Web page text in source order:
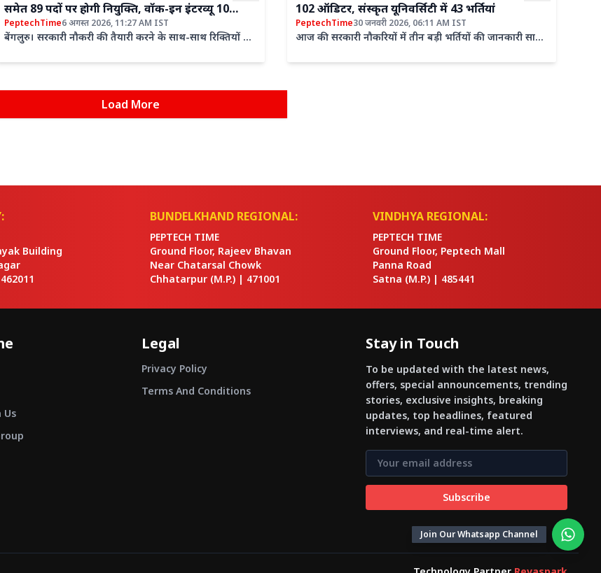
समेत 89 पदों पर होगी नियुक्ति, वॉक-इन इंटरव्यू 10
अगस्त से
PeptechTime6 अगस्त 2026, 11:27 AM IST
बेंगलुरु। सरकारी नौकरी की तैयारी करने के साथ-साथ रिक्तियों के
102 ऑडिटर, संस्कृत यूनिवर्सिटी में 43 भर्तियां
PeptechTime30 जनवरी 2026, 06:11 AM IST
आज की सरकारी नौकरियों में तीन बड़ी भर्तियों की जानकारी सामने
Load More
Join Our Whatsapp Channel
Building
462011
BUNDELKHAND REGIONAL:
PEPTECH TIME
Ground Floor, Rajeev Bhavan
Near Chatarsal Chowk
Chhatarpur (M.P.) | 471001
VINDHYA REGIONAL:
PEPTECH TIME
Ground Floor, Peptech Mall
Panna Road
Satna (M.P.) | 485441
Us
Legal
Privacy Policy
Terms And Conditions
Stay in Touch
To be updated with the latest news,
offers, special announcements, trending
stories, exclusive insights, breaking
updates, top headlines, featured
interviews, and real-time alert.
Subscribe